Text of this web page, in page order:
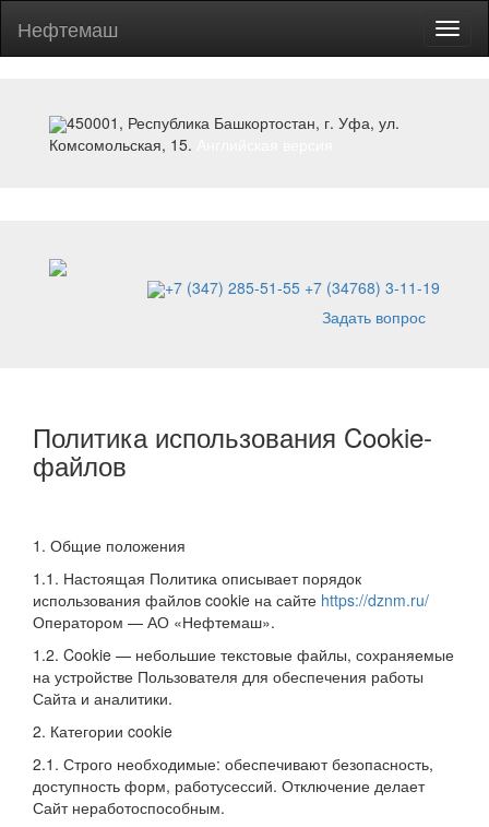
Нефтемаш
450001, Республика Башкортостан, г. Уфа, ул.
Комсомольская, 15.
+7 (347) 285-51-55 +7 (34768) 3-11-19
Задать вопрос
Политика использования Cookie-
файлов
1. Общие положения
1.1. Настоящая Политика описывает порядок
использования файлов cookie на сайте https://dznm.ru/
Оператором — АО «Нефтемаш».
1.2. Cookie — небольшие текстовые файлы, сохраняемые
на устройстве Пользователя для обеспечения работы
Сайта и аналитики.
2. Категории cookie
2.1. Строго необходимые: обеспечивают безопасность,
доступность форм, работусессий. Отключение делает
Сайт неработоспособным.